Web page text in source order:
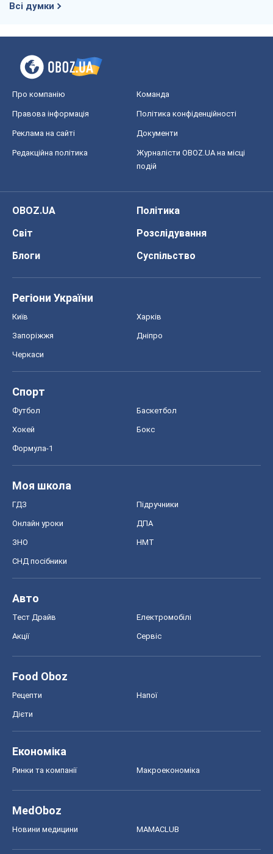
Всі думки
Про компанію Команда
Правова інформація Політика конфіденційності
Реклама на сайті Документи
Редакційна політика
Журналісти OBOZ.UA на місці
подій
OBOZ.UA
Політика
Світ
Розслідування
Блоги
Суспільство
Регіони України
Київ Харків
Запоріжжя Дніпро
Черкаси
Спорт
Футбол Баскетбол
Хокей Бокс
Формула-1
Моя школа
ГДЗ Підручники
Онлайн уроки ДПА
ЗНО НМТ
СНД посібники
Авто
Тест Драйв Електромобілі
Акції Сервіс
Food Oboz
Рецепти Напої
Дієти
Економіка
Ринки та компанії Макроекономіка
MedOboz
Новини медицини MAMACLUB